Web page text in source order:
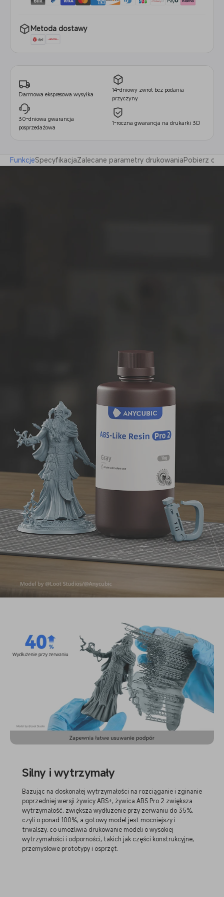
Metoda dostawy
Darmowa ekspresowa wysyłka
14-dniowy zwrot bez podania
przyczyny
30-dniowa gwarancja
posprzedażowa
1-roczna gwarancja na drukarki 3D
FunkcjeSpecyfikacjaZalecane parametry drukowaniaPobierz
Żywica ABS Pro 2
Zrównoważona wytrzymałość i sprężystość | Niska lepkość
Słaby zapach | Wiele kolorów l Szeroki |
Silny i wytrzymały
Bazując na doskonałej wytrzymałości na rozciąganie i zginanie
poprzedniej wersji żywicy ABS+, żywica ABS Pro 2 zwiększa
wytrzymałość, zwiększa wydłużenie przy zerwaniu do 35%,
czyli o ponad 100%, a gotowy model jest mocniejszy i
trwalszy, co umożliwia drukowanie modeli o wysokiej
wytrzymałości i odporności, takich jak części konstrukcyjne,
przemysłowe prototypy i osprzęt.